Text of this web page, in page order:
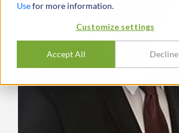
Usefor more information.
Customize settings
Accept All Decline